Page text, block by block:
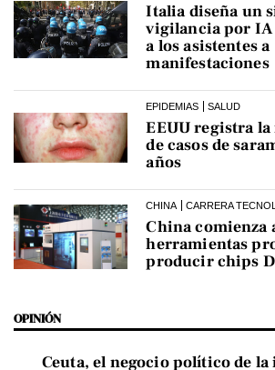
Italia diseña un
vigilancia por
a los asistentes a
manifestaciones
EPIDEMIAS SALUD
EEUU registra
de casos de
años
CHINA CARRERA
China comienza
herramientas
producir chips
OPINIÓN
Ceuta, el negocio político de